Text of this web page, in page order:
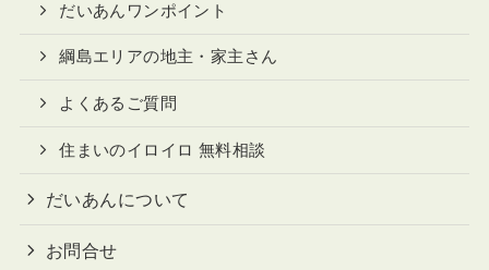
だいあんワンポイント
綱島エリアの地主・家主さん
よくあるご質問
住まいのイロイロ 無料相談
だいあんについて
お問合せ